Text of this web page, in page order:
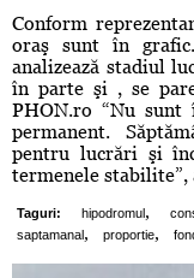
Conform
oraş sunt în
analizează stadiul
în parte şi , se
PHON.ro “Nu sunt
permanent.
pentru lucrări şi
termenele stabilite”,
Taguri: hipodromul ,
saptamanal , proportie,